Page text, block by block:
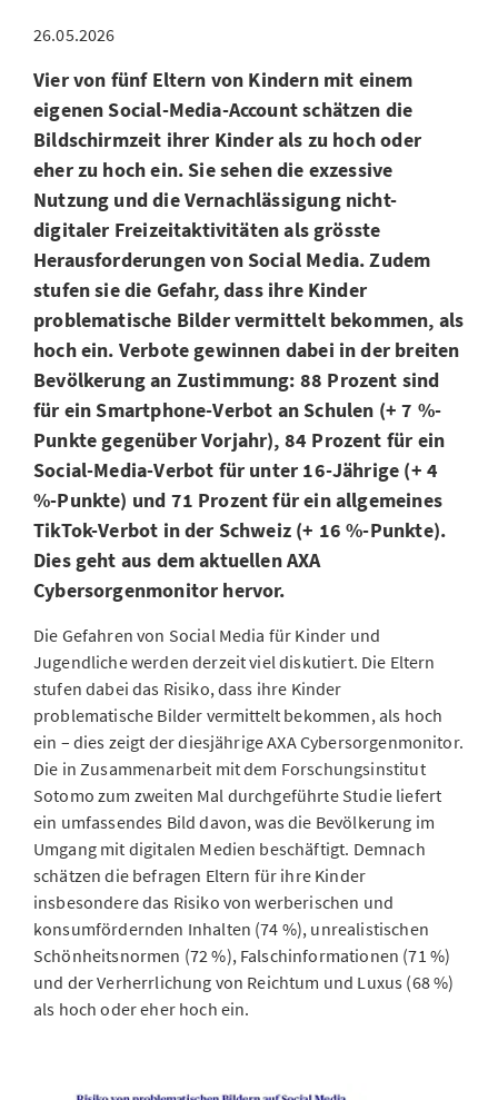
26.05.2026
Vier von fünf Eltern von Kindern mit einem
eigenen Social-Media-Account schätzen die
Bildschirmzeit ihrer Kinder als zu hoch oder
eher zu hoch ein. Sie sehen die exzessive
Nutzung und die Vernachlässigung nicht-
digitaler Freizeitaktivitäten als grösste
Herausforderungen von Social Media. Zudem
stufen sie die Gefahr, dass ihre Kinder
problematische Bilder vermittelt bekommen, als
hoch ein. Verbote gewinnen dabei in der breiten
Bevölkerung an Zustimmung: 88 Prozent sind
für ein Smartphone-Verbot an Schulen (+ 7 %-
Punkte gegenüber Vorjahr), 84 Prozent für ein
Social-Media-Verbot für unter 16-Jährige (+ 4
%-Punkte) und 71 Prozent für ein allgemeines
TikTok-Verbot in der Schweiz (+ 16 %-Punkte).
Dies geht aus dem aktuellen AXA
Cybersorgenmonitor hervor.
Die Gefahren von Social Media für Kinder und
Jugendliche werden derzeit viel diskutiert. Die Eltern
stufen dabei das Risiko, dass ihre Kinder
problematische Bilder vermittelt bekommen, als hoch
ein – dies zeigt der diesjährige AXA Cybersorgenmonitor.
Die in Zusammenarbeit mit dem Forschungsinstitut
Sotomo zum zweiten Mal durchgeführte Studie liefert
ein umfassendes Bild davon, was die Bevölkerung im
Umgang mit digitalen Medien beschäftigt. Demnach
schätzen die befragen Eltern für ihre Kinder
insbesondere das Risiko von werberischen und
konsumfördernden Inhalten (74 %), unrealistischen
Schönheitsnormen (72 %), Falschinformationen (71 %)
und der Verherrlichung von Reichtum und Luxus (68 %)
als hoch oder eher hoch ein.